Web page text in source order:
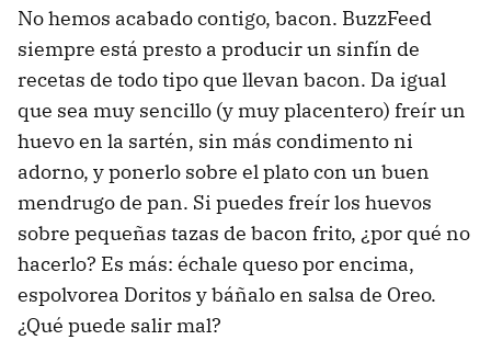
No hemos acabado contigo, bacon. BuzzFeed
siempre está presto a producir un sinfín de
recetas de todo tipo que llevan bacon. Da igual
que sea muy sencillo (y muy placentero) freír un
huevo en la sartén, sin más condimento ni
adorno, y ponerlo sobre el plato con un buen
mendrugo de pan. Si puedes freír los huevos
sobre pequeñas tazas de bacon frito, ¿por qué no
hacerlo? Es más: échale queso por encima,
espolvorea Doritos y báñalo en salsa de Oreo.
¿Qué puede salir mal?